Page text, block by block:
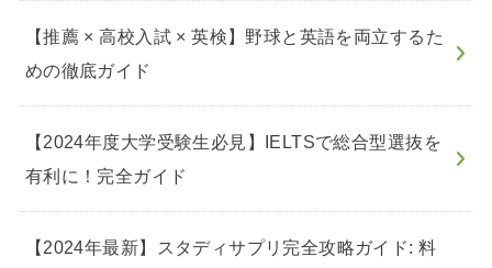
【推薦 × 高校入試 × 英検】野球と英語を両立するた
めの徹底ガイド
【2024年度大学受験生必見】IELTSで総合型選抜を
有利に！完全ガイド
【2024年最新】スタディサプリ完全攻略ガイド: 料